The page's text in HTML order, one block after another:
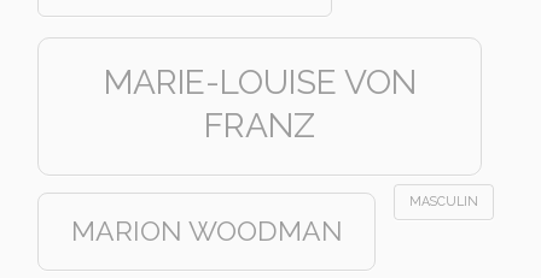
MARIE-LOUISE VON
FRANZ
MARION WOODMAN
MASCULIN